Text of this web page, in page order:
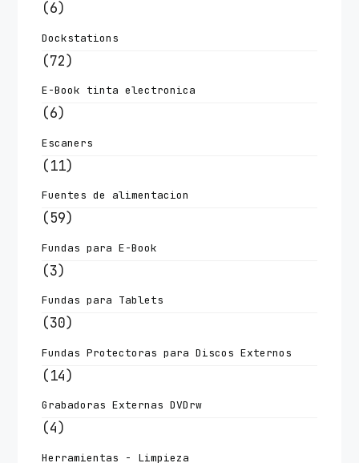
(6)
Dockstations
(72)
E-Book tinta electronica
(6)
Escaners
(11)
Fuentes de alimentacion
(59)
Fundas para E-Book
(3)
Fundas para Tablets
(30)
Fundas Protectoras para Discos Externos
(14)
Grabadoras Externas DVDrw
(4)
Herramientas - Limpieza